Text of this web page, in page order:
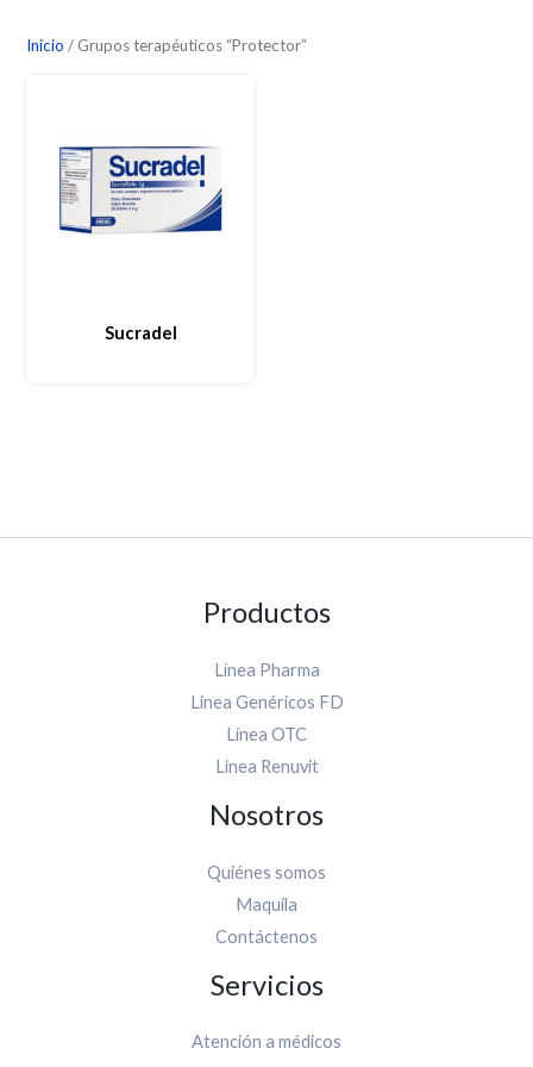
Inicio / Grupos terapéuticos “Protector”
Sucradel
Productos
Línea Pharma
Linea Genéricos FD
Línea OTC
Línea Renuvit
Nosotros
Quiénes somos
Maquila
Contáctenos
Servicios
Atención a médicos